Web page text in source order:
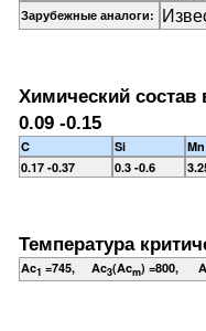
Зарубежные аналоги:
Химический состав
0.09 -0.15
C Si Mn
0.17 -0.37
0.3 -0.6
Температура
Ac1 =745, Ac3(Acm) =800,